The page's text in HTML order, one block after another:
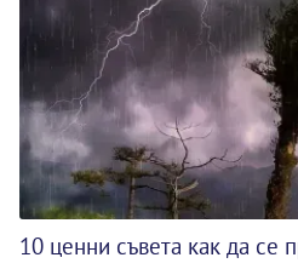
10 ценни съвета как да се